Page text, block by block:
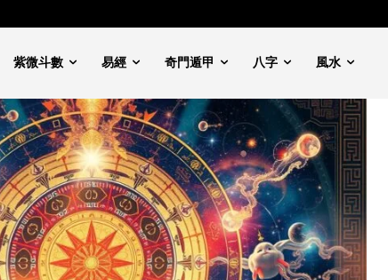
紫微斗數 易經 奇門遁甲 八字 風水